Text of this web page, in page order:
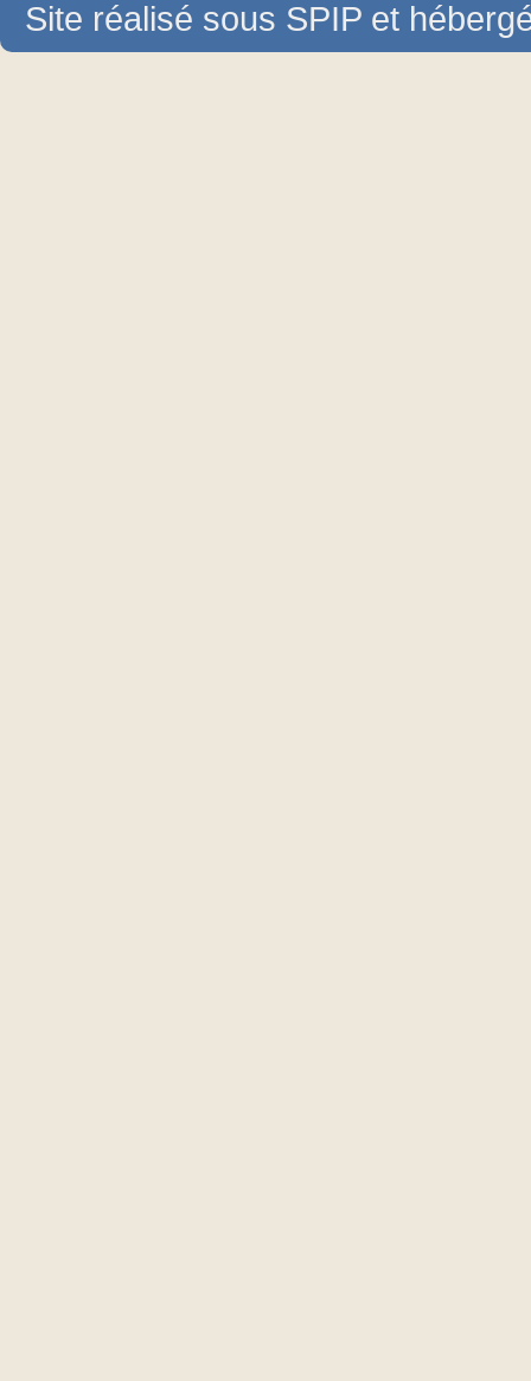
Site réalisé sous SPIP et